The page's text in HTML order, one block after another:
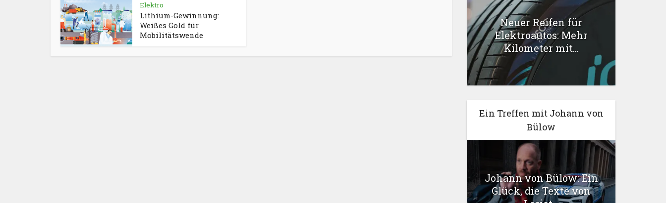
Elektro
Lithium-Gewinnung:
Weißes Gold für
Mobilitätswende
Neuer Reifen für
Elektroautos: Mehr
Kilometer mit...
Ein Treffen mit Johann von
Bülow
Johann von Bülow: Ein
Glück, die Texte von